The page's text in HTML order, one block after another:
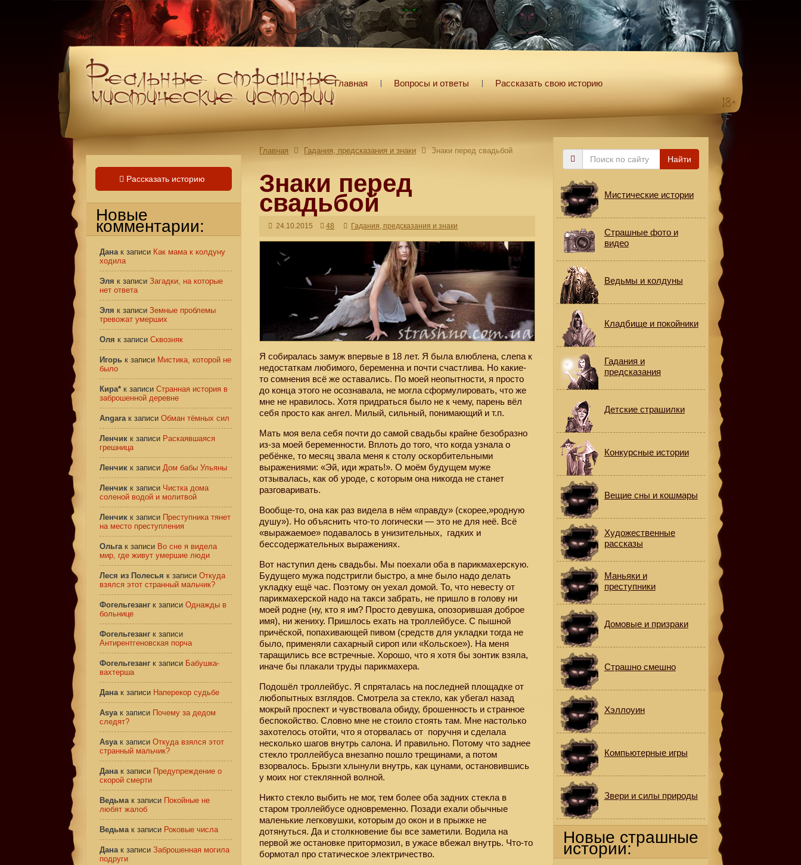
Главная Вопросы и ответы Рассказать свою историю
Главная Гадания, предсказания и знаки Знаки перед свадьбой
Знаки перед
свадьбой
24.10.2015 48 Гадания, предсказания и знаки
Я собиралась замуж впервые в 18 лет. Я была влюблена, слепа к
недостаткам любимого, беременна и почти счастлива. Но какие-
то сомнения всё же оставались. По моей неопытности, я просто
до конца этого не осознавала, не могла сформулировать, что же
мне не нравилось. Хотя придраться было не к чему, парень вёл
себя просто как ангел. Милый, сильный, понимающий и т.п.
Мать моя вела себя почти до самой свадьбы крайне безобразно
из-за моей беременности. Вплоть до того, что когда узнала о
ребёнке, то месяц звала меня к столу оскорбительными
выражениями: «Эй, иди жрать!». О моём будущем муже
отзывалась, как об уроде, с которым она никогда не станет
разговаривать.
Вообще-то, она как раз видела в нём «правду» (скорее,»родную
душу»). Но объяснить что-то логически — это не для неё. Всё
«выражаемое» подавалось в унизительных, гадких и
бессодержательных выражениях.
Вот наступил день свадьбы. Мы поехали оба в парикмахерскую.
Будущего мужа подстригли быстро, а мне было надо делать
укладку ещё час. Поэтому он уехал домой. То, что невесту от
парикмахерской надо на такси забрать, не пришло в голову ни
моей родне (ну, кто я им? Просто девушка, опозорившая доброе
имя), ни жениху. Пришлось ехать на троллейбусе. С пышной
причёской, попахивающей пивом (средств для укладки тогда не
было, применяли сахарный сироп или «Кольское»). На меня
таращились все встречные. Хорошо, что я хотя бы зонтик взяла,
иначе бы плакали труды парикмахера.
Подошёл троллейбус. Я спряталась на последней площадке от
любопытных взглядов. Смотрела за стекло, как убегал назад
мокрый проспект и чувствовала обиду, брошенность и странное
беспокойство. Словно мне не стоило стоять там. Мне настолько
захотелось отойти, что я оторвалась от поручня и сделала
несколько шагов внутрь салона. И правильно. Потому что заднее
стекло троллейбуса внезапно пошло трещинами, а потом
взорвалось. Брызги хлынули внутрь, как цунами, остановившись
у моих ног стеклянной волной.
Никто стекло выбить не мог, тем более оба задних стекла в
старом троллейбусе одновременно. Позади ехали обычные
маленькие легковушки, которым до окон и в прыжке не
дотянуться. Да и столкновение бы все заметили. Водила на
первой же остановке притормозил, в ужасе вбежал внутрь. Что-то
бормотал про статическое электричество.
Рассказать историю
Новые
комментарии:
Данак записи Как мама к колдуну
ходила
Эля к записи Загадки, на которые
нет ответа
Эля к записи Земные проблемы
тревожат умерших
Оля к записи Сквозняк
Игорь к записи Мистика, которой не
было
Кира* к записи Странная история в
заброшенной деревне
Angaraк записи Обман тёмных сил
Ленчик к записи Раскаявшаяся
грешница
Ленчик к записи Дом бабы Ульяны
Ленчик к записи Чистка дома
соленой водой и молитвой
Ленчик к записи Преступника тянет
на место преступления
Ольгак записи Во сне я видела
мир, где живут умершие люди
Леся из Полесья к записи Откуда
взялся этот странный мальчик?
Фогельгезанг к записи Однажды в
больнице
Фогельгезанг к записи
Антирентгеновская порча
Фогельгезанг к записи Бабушка-
вахтерша
Данак записи Наперекор судьбе
Asyaк записи Почему за дедом
следят?
Asyaк записи Откуда взялся этот
странный мальчик?
Данак записи Предупреждение о
скорой смерти
Ведьмак записи Покойные не
любят жалоб
Ведьмак записи Роковые числа
Данак записи Заброшенная могила
подруги
Поиск
Найти
Мистические истории
Страшные фото и
видео
Ведьмы и колдуны
Кладбище и покойники
Гадания и
предсказания
Детские страшилки
Конкурсные истории
Вещие сны и кошмары
Художественные
рассказы
Маньяки и
преступники
Домовые и призраки
Страшно смешно
Хэллоуин
Компьютерные игры
Звери и силы природы
Новые страшные
истории: